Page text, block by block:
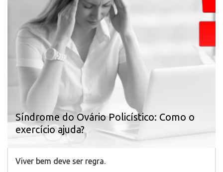
Síndrome do Ovário Policístico: Como o
exercício ajuda?
Viver bem deve ser regra.